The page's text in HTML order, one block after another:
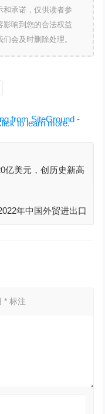
和承诺，仅供读者参
影响到您的合法权益
会及时删除处理。
亿美元，创历史新高
年中国外贸进出口
* 标注